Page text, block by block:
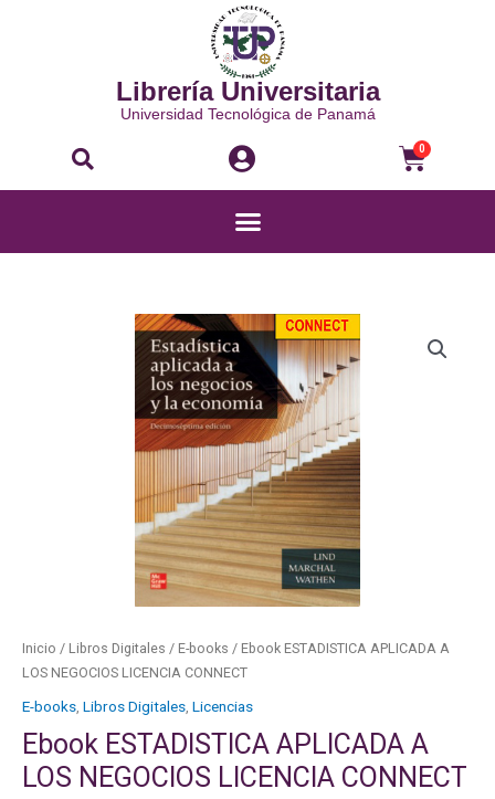
Librería Universitaria
Universidad Tecnológica de Panamá
Buscar 0
Menú
Inicio / Libros Digitales / E-books / Ebook ESTADISTICA APLICADA A
LOS NEGOCIOS LICENCIA CONNECT
E-books Libros Digitales Licencias
Ebook ESTADISTICA APLICADA A
LOS NEGOCIOS LICENCIA CONNECT